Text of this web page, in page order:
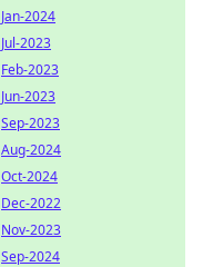
Jan-2024
Jul-2023
Feb-2023
Jun-2023
Sep-2023
Aug-2024
Oct-2024
Dec-2022
Nov-2023
Sep-2024